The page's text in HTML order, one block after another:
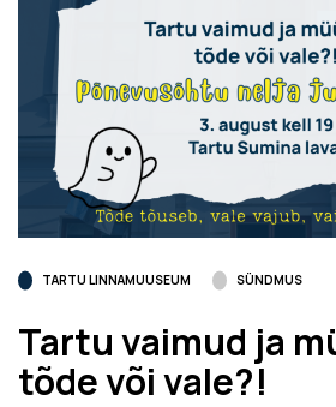
TARTU LINNAMUUSEUM SÜNDMUS
Tartu vaimud ja
tõde või vale?!